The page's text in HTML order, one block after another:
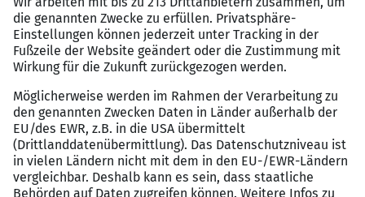
und persönlich
Haben wir Dein Interesse geweckt?
Wir freuen uns auf Ihre Bewerbungsunterlagen über
unser Online-Bewerbungsformular. Bei Fragen steht
Ihnen Nick Weißgerber gerne zur Verfügung.
Wer wir sind